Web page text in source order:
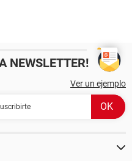
NEWSLETTER!
Ver un ejemplo